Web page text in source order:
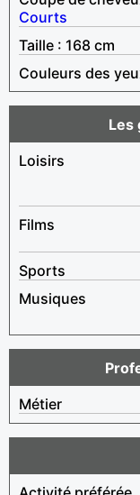
Courts
Taille : 168 cm
Couleurs des
Les
Loisirs
Films
Sports
Musiques
Métier